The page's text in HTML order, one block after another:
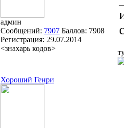
админ
Сообщений: 7907 Баллов: 7908
Регистрация: 29.07.2014
<знахарь кодов>
Хороший Генри